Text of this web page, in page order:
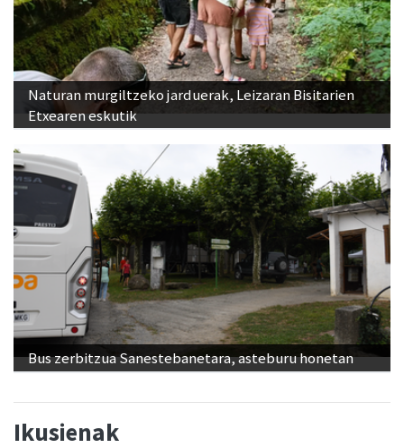
Naturan murgiltzeko jarduerak, Leizaran Bisitarien
Etxearen eskutik
Bus zerbitzua Sanestebanetara, asteburu honetan
Ikusienak